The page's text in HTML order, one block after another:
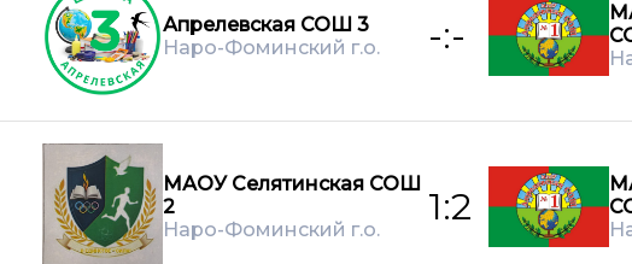
Апрелевская СОШ 3
Наро-Фоминский г.о.
-:-
МАОУ Селятинская СОШ
2
Наро-Фоминский г.о.
1:2